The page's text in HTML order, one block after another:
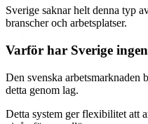
Sverige saknar helt denna typ
branscher och arbetsplatser.
Varför har Sverige
Den svenska arbetsmarknaden
detta genom lag.
Detta system ger flexibilitet att